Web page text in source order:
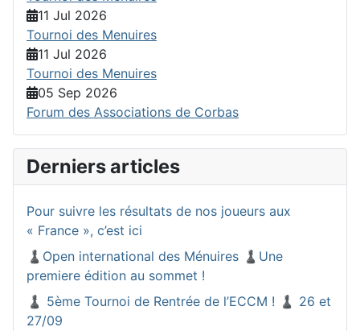
11 Jul 2026
Tournoi des Menuires
11 Jul 2026
Tournoi des Menuires
05 Sep 2026
Forum des Associations de Corbas
Derniers articles
Pour suivre les résultats de nos joueurs aux
« France », c’est ici
♟️Open international des Ménuires ♟️Une
premiere édition au sommet !
♟️ 5ème Tournoi de Rentrée de l’ECCM ! ♟️ 26 et
27/09